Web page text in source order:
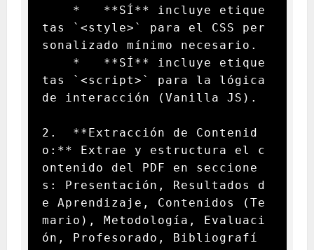
tas `<style>` para el CSS per
sonalizado mínimo necesario.
tas `<script>` para la lógica
de interacción (Vanilla JS).
2.  **Extracción de Contenid
o:** Extrae y estructura el c
ontenido del PDF en seccione
s: Presentación, Resultados d
e Aprendizaje, Contenidos (Te
mario), Metodología, Evaluaci
ón, Profesorado, Bibliografí